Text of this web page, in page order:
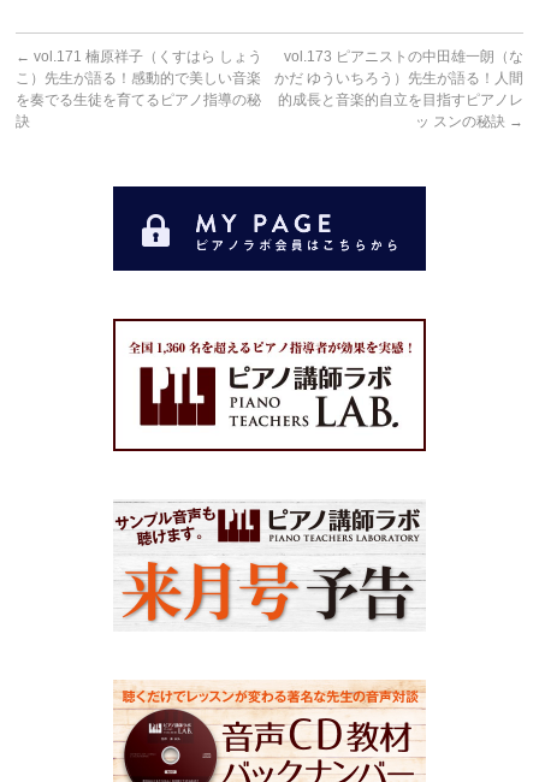
← vol.171 楠原祥子（くすはら しょう
こ）先生が語る！感動的で美しい音楽
を奏でる生徒を育てるピアノ指導の秘
訣
vol.173 ピアニストの中田雄一朗（な
かだ ゆういちろう）先生が語る！人間
的成長と音楽的自立を目指すピアノレ
ッ スンの秘訣 →